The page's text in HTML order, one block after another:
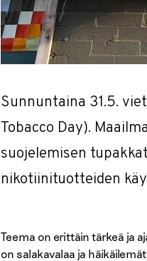
Sunnuntaina 31.5.
Tobacco Day).
suojelemisen
nikotiinituotteiden
Teema on erittäin tärkeä ja
on salakavalaa ja